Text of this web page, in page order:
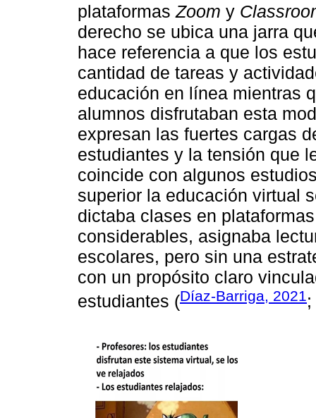
plataformasZoom y
derecho se ubica una jarra
hace referencia a que los
cantidad de tareas y
educación en línea mientras
alumnos disfrutaban esta
expresan las fuertes cargas
estudiantes y la tensión que
coincide con algunos
superior la educación virtual
dictaba clases en
considerables, asignaba
escolares, pero sin una
con un propósito claro
estudiantes (Díaz-Barriga, 2021